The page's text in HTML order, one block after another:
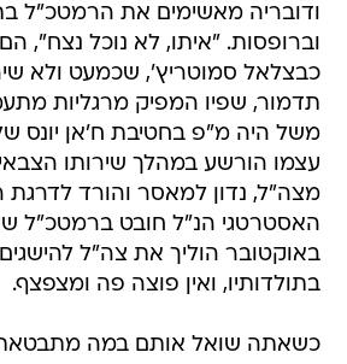
ודובריה מאשימים את הרמטכ"ל
וברופסות. "איתו, לא נוכל נצח",
כבצלאל סמוטריץ', שכמעט ולא
תדמור, שפיו המפיק מרגליות
משל היה מ"פ בחטיבת ח'אן יונס
עצמו הורשע במהלך שירותו
מצה"ל, נדון למאסר והורד
באוקטובר הוליך את צה"ל
בתולדותיו, ואין פוצה פה ומצפצף.
כשאתה שואל אותם במה